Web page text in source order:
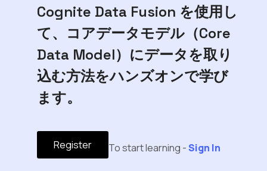
Cognite Data Fusion を使用し
て、コアデータモデル（Core
Data Model）にデータを取り
込む方法をハンズオンで学び
ます。
Register To start learning -Sign In